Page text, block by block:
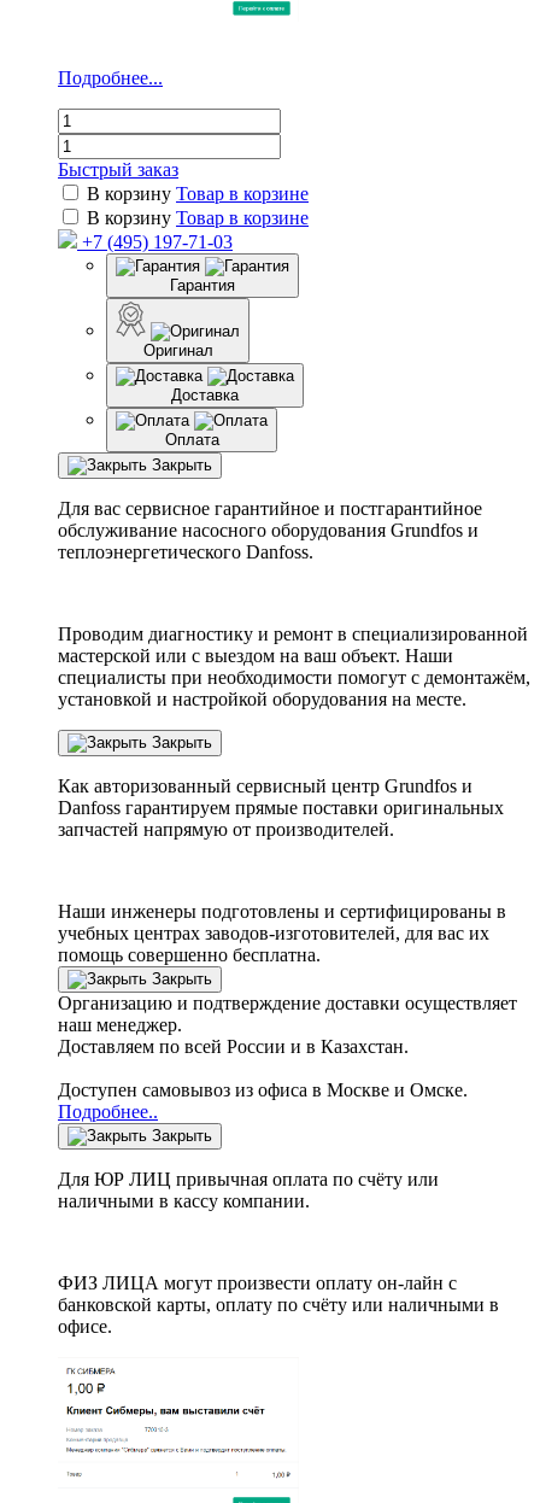
Подробнее...
Быстрый заказ
В корзину Товар в корзине
В корзину Товар в корзине
+7 (495) 197-71-03
Гарантия
Оригинал
Доставка
Оплата
Закрыть
Для вас сервисное гарантийное и постгарантийное
обслуживание насосного оборудования Grundfos и
теплоэнергетического Danfoss.
Проводим диагностику и ремонт в специализированной
мастерской или с выездом на ваш объект. Наши
специалисты при необходимости помогут с демонтажём,
установкой и настройкой оборудования на месте.
Закрыть
Как авторизованный сервисный центр Grundfos и
Danfoss гарантируем прямые поставки оригинальных
запчастей напрямую от производителей.
Наши инженеры подготовлены и сертифицированы в
учебных центрах заводов-изготовителей, для вас их
помощь совершенно бесплатна.
Закрыть
Организацию и подтверждение доставки осуществляет
наш менеджер.
Доставляем по всей России и в Казахстан.
Доступен самовывоз из офиса в Москве и Омске.
Подробнее..
Закрыть
Для ЮР ЛИЦ привычная оплата по счёту или
наличными в кассу компании.
ФИЗ ЛИЦА могут произвести оплату он-лайн с
банковской карты, оплату по счёту или наличными в
офисе.